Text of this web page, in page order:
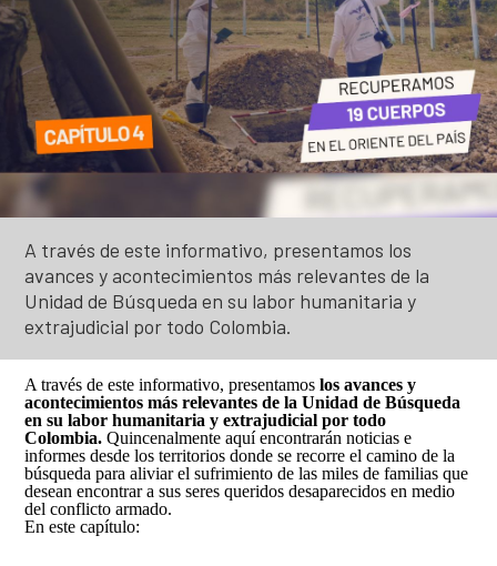
Abecé de la Unidad de Búsqueda
Información de la entidad
Entes y autoridades que vigilan
Otras entidades relacionadas
Solicitud de búsqueda | Entrega de información
Peticiones, Quejas, Reclamos, Sugerencias y/o
Denuncias
Preguntas frecuentes
Notificaciones por aviso
Notificaciones disciplinarias
Banco de hojas de vida
Descripción general
Diagnóstico de necesidades y problemas
Presupuesto participativo
Contacto ciudadano
Rendición de cuentas – UBPD
Control social
Colaboración e innovación
Lineamientos de participación en la búsqueda
Ruta de participación en la búsqueda
Banco de Iniciativas – Red de Apoyo Operativo para
la Búsqueda
Así avanzamos
ASÍ BUSCAMOS
Plan Nacional de Búsqueda
Planes Regionales de Búsqueda
Seguimiento a los Planes Regionales de Búsqueda
Sistema Nacional de Búsqueda
Pactos Regionales de Búsqueda
Universo de personas dadas por desaparecidas
Estándares para la Búsqueda de Personas
Desaparecidas
Listado de personas dadas por desaparecidas
Mapa de lugares de interés forense para la
Mapa de personas buscadoras según solicitudes de
búsqueda
HISTORIAS
Podcast
TU FECHA, NUESTRA FECHA
Buscar
en
el
portal
A través de este informativo, presentamos los
avances y acontecimientos más relevantes de la
Unidad de Búsqueda en su labor humanitaria y
extrajudicial por todo Colombia.
A través de este informativo, presentamoslos avances y
acontecimientos más relevantes de la Unidad de Búsqueda
en su labor humanitaria y extrajudicial por todo
Colombia. Quincenalmente aquí encontrarán noticias e
informes desde los territorios donde se recorre el camino de la
búsqueda para aliviar el sufrimiento de las miles de familias que
desean encontrar a sus seres queridos desaparecidos en medio
del conflicto armado.
En este capítulo: